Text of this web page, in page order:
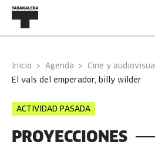
Inicio Agenda
Cine y audiovisual
el vals del emperador, billy wilder
ACTIVIDAD PASADA
PROYECCIONES